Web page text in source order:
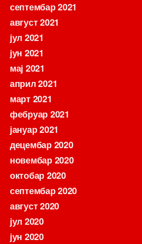
септембар 2021
август 2021
јул 2021
јун 2021
мај 2021
април 2021
март 2021
фебруар 2021
јануар 2021
децембар 2020
новембар 2020
октобар 2020
септембар 2020
август 2020
јул 2020
јун 2020